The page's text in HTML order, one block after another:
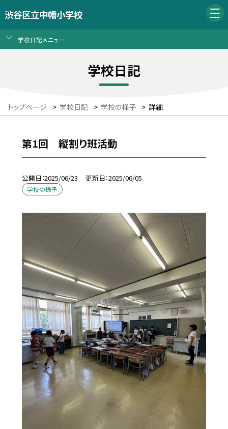
渋谷区立中幡小学校
学校日記メニュー
学校日記
トップページ > 学校日記 > 学校の様子 > 詳細
第1回 縦割り班活動
公開日 2025/06/23 更新日 2025/06/05
学校の様子